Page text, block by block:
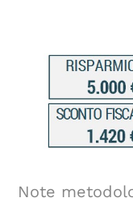
Note